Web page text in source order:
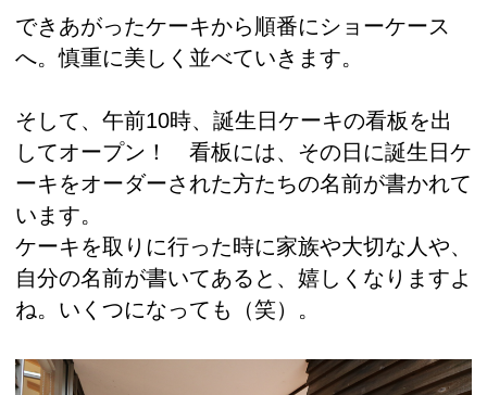
できあがったケーキから順番にショーケース
へ。慎重に美しく並べていきます。
そして、午前10時、誕生日ケーキの看板を出
してオープン！ 看板には、その日に誕生日ケ
ーキをオーダーされた方たちの名前が書かれて
います。
ケーキを取りに行った時に家族や大切な人や、
自分の名前が書いてあると、嬉しくなりますよ
ね。いくつになっても（笑）。